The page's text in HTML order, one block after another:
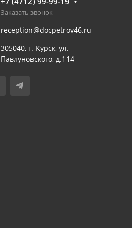
Заказать звонок
reception@docpetrov46.ru
305040, г. Курск, ул.
Павлуновского, д.114